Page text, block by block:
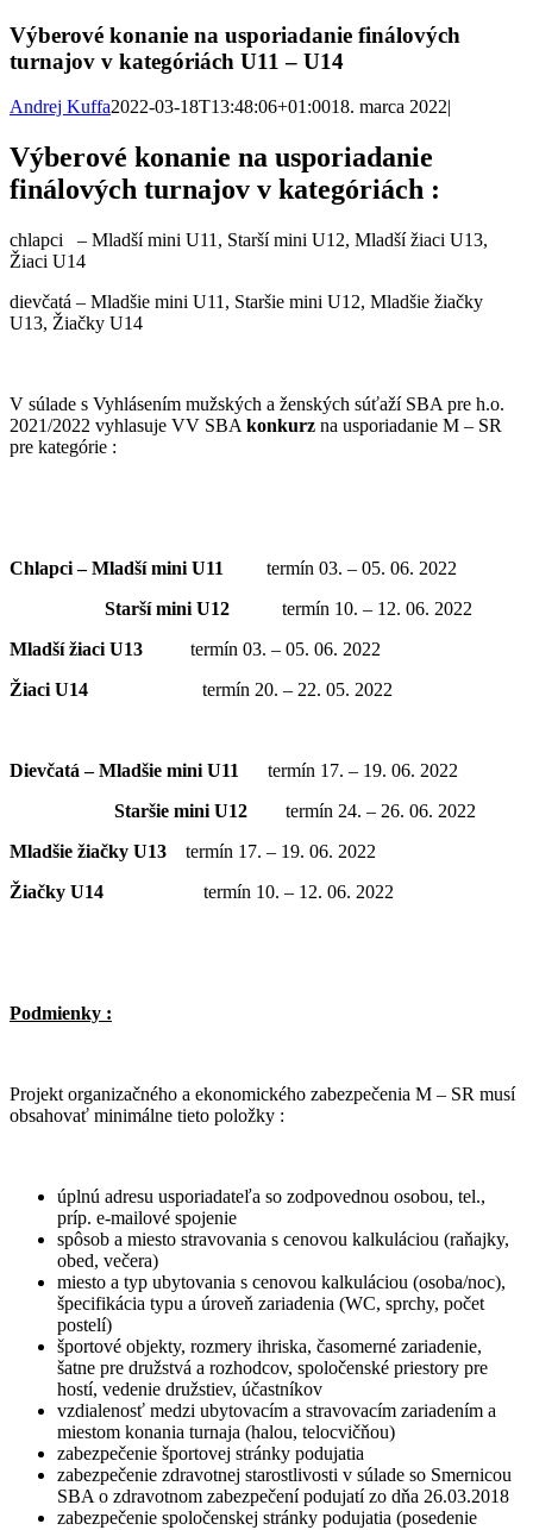
Výberové konanie na usporiadanie finálových
turnajov v kategóriách U11 – U14
Andrej Kuffa2022-03-18T13:48:06+01:0018. marca 2022|
Výberové konanie na usporiadanie
finálových turnajov v kategóriách :
chlapci – Mladší mini U11, Starší mini U12, Mladší žiaci U13,
Žiaci U14
dievčatá – Mladšie mini U11, Staršie mini U12, Mladšie žiačky
U13, Žiačky U14
V súlade s Vyhlásením mužských a ženských súťaží SBA pre h.o.
2021/2022 vyhlasuje VV SBA konkurz na usporiadanie M – SR
pre kategórie :
Chlapci – Mladší mini U11 termín 03. – 05. 06. 2022
Starší mini U12 termín 10. – 12. 06. 2022
Mladší žiaci U13 termín 03. – 05. 06. 2022
Žiaci U14 termín 20. – 22. 05. 2022
Dievčatá – Mladšie mini U11 termín 17. – 19. 06. 2022
Staršie mini U12 termín 24. – 26. 06. 2022
Mladšie žiačky U13 termín 17. – 19. 06. 2022
Žiačky U14 termín 10. – 12. 06. 2022
Podmienky :
Projekt organizačného a ekonomického zabezpečenia M – SR musí
obsahovať minimálne tieto položky :
úplnú adresu usporiadateľa so zodpovednou osobou, tel.,
príp. e-mailové spojenie
spôsob a miesto stravovania s cenovou kalkuláciou (raňajky,
obed, večera)
miesto a typ ubytovania s cenovou kalkuláciou (osoba/noc),
špecifikácia typu a úroveň zariadenia (WC, sprchy, počet
postelí)
športové objekty, rozmery ihriska, časomerné zariadenie,
šatne pre družstvá a rozhodcov, spoločenské priestory pre
hostí, vedenie družstiev, účastníkov
vzdialenosť medzi ubytovacím a stravovacím zariadením a
miestom konania turnaja (halou, telocvičňou)
zabezpečenie športovej stránky podujatia
zabezpečenie zdravotnej starostlivosti v súlade so Smernicou
SBA o zdravotnom zabezpečení podujatí zo dňa 26.03.2018
zabezpečenie spoločenskej stránky podujatia (posedenie